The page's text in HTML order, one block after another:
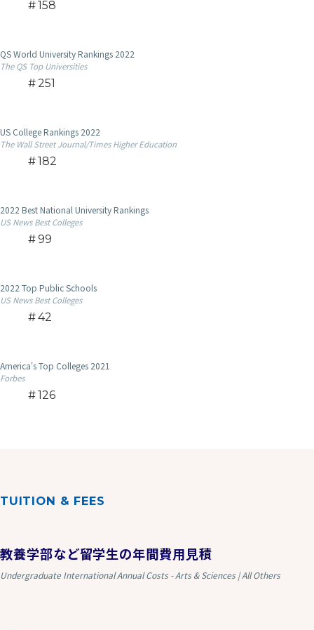
158
QS World University Rankings 2022
The QS Top Universities
251
US College Rankings 2022
The Wall Street Journal/Times Higher Education
182
2022 Best National University Rankings
US News Best Colleges
99
2022 Top Public Schools
US News Best Colleges
42
America's Top Colleges 2021
Forbes
126
TUITION & FEES
教養学部など留学生の年間費用見積
Undergraduate International Annual Costs - Arts & Sciences | All Others